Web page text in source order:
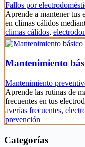
Fallos por
Aprende a mantener tus
en climas cálidos
climas cálidos,
Mantenimiento
Mantenimiento
Aprende las rutinas de
frecuentes en tus
averías frecuentes,
prevención
Categorías